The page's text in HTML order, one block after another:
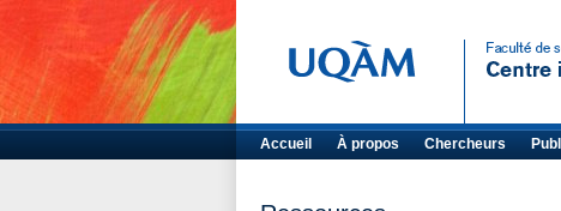
Accueil À propos Chercheurs